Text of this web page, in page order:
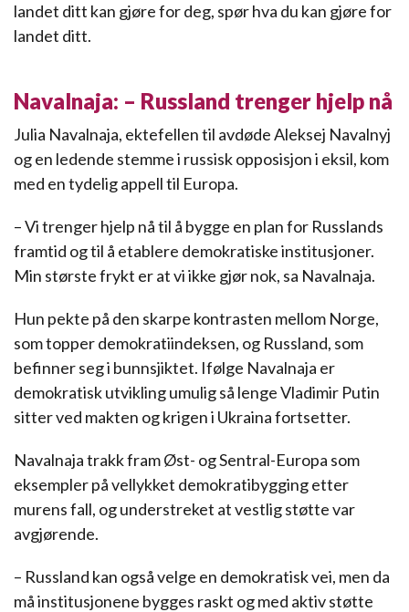
landet ditt kan gjøre for deg, spør hva du kan gjøre for
landet ditt.
Navalnaja: – Russland trenger hjelp nå
Julia Navalnaja, ektefellen til avdøde Aleksej Navalnyj
og en ledende stemme i russisk opposisjon i eksil, kom
med en tydelig appell til Europa.
– Vi trenger hjelp nå til å bygge en plan for Russlands
framtid og til å etablere demokratiske institusjoner.
Min største frykt er at vi ikke gjør nok, sa Navalnaja.
Hun pekte på den skarpe kontrasten mellom Norge,
som topper demokratiindeksen, og Russland, som
befinner seg i bunnsjiktet. Ifølge Navalnaja er
demokratisk utvikling umulig så lenge Vladimir Putin
sitter ved makten og krigen i Ukraina fortsetter.
Navalnaja trakk fram Øst- og Sentral-Europa som
eksempler på vellykket demokratibygging etter
murens fall, og understreket at vestlig støtte var
avgjørende.
– Russland kan også velge en demokratisk vei, men da
må institusjonene bygges raskt og med aktiv støtte